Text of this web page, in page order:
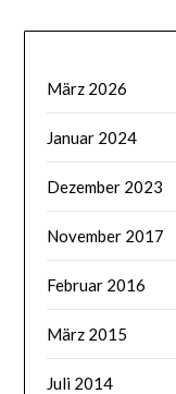
März 2026
Januar 2024
Dezember 2023
November 2017
Februar 2016
März 2015
Juli 2014